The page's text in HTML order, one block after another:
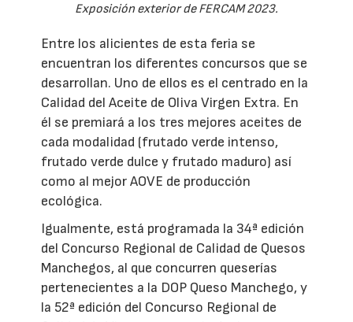
Exposición exterior de FERCAM 2023.
Entre los alicientes de esta feria se
encuentran los diferentes concursos que se
desarrollan. Uno de ellos es el centrado en la
Calidad del Aceite de Oliva Virgen Extra. En
él se premiará a los tres mejores aceites de
cada modalidad (frutado verde intenso,
frutado verde dulce y frutado maduro) así
como al mejor AOVE de producción
ecológica.
Igualmente, está programada la 34ª edición
del Concurso Regional de Calidad de Quesos
Manchegos, al que concurren queserías
pertenecientes a la DOP Queso Manchego, y
la 52ª edición del Concurso Regional de